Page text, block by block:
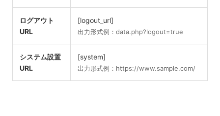
ログアウト
URL
[logout_url]
出力形式例：data.php?logout=true
システム設置
URL
[system]
出力形式例：https://www.sample.com/